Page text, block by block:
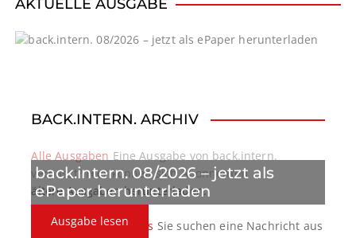
g
n
AKTUELLE AUSGABE
back.intern. 08/2026 – jetzt als
ePaper herunterladen
Ausgabe lesen
BACK.INTERN. ARCHIV
Alle Ausgaben Eine Ausgabe von back.intern.
verpasst? Hier können sich Abonnenten
ältere Ausgaben herunterladen.
back.intern. Top-News Sie suchen eine Nachricht aus